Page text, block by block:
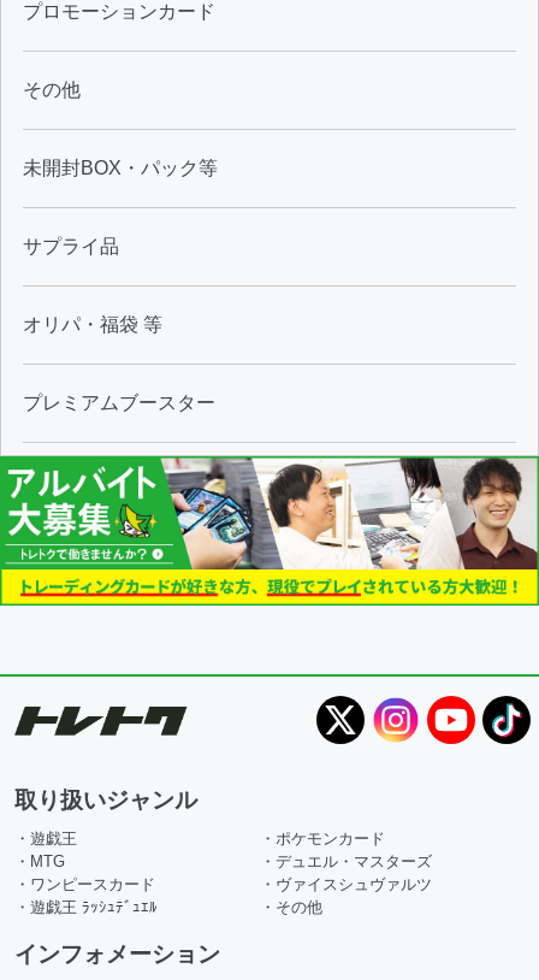
プロモーションカード
その他
未開封BOX・パック等
サプライ品
オリパ・福袋 等
プレミアムブースター
取り扱いジャンル
・遊戯王
・ポケモンカード
・MTG
・デュエル・マスターズ
・ワンピースカード
・ヴァイスシュヴァルツ
・遊戯王 ﾗｯｼｭﾃﾞｭｴﾙ
・その他
インフォメーション